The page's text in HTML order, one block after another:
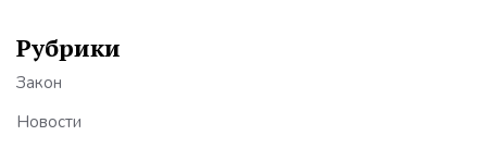
Рубрики
Закон
Новости